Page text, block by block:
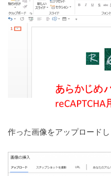
作った画像をアップロード